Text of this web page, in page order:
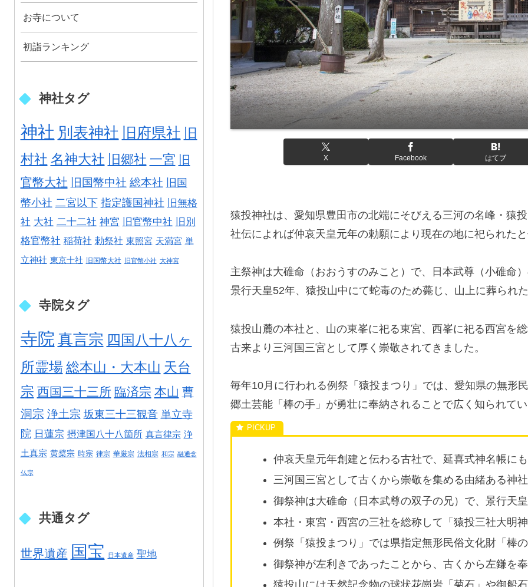
X Facebook はてブ
猿投神社は、愛知県豊田市の北端にそびえる三河の名峰・猿
社伝によれば仲哀天皇元年の勅願により現在の地に祀られた
主祭神は大碓命（おおうすのみこと）で、日本武尊（小碓命
景行天皇52年、猿投山中にて蛇毒のため薨じ、山上に葬られ
猿投山麓の本社と、山の東峯に祀る東宮、西峯に祀る西宮を
古来より三河国三宮として厚く崇敬されてきました。
毎年10月に行われる例祭「猿投まつり」では、愛知県の無形
郷土芸能「棒の手」が勇壮に奉納されることで広く知られて
仲哀天皇元年創建と伝わる古社で、延喜式神名帳に
三河国三宮として古くから崇敬を集める由緒ある神社
御祭神は大碓命（日本武尊の双子の兄）で、景行天
本社・東宮・西宮の三社を総称して「猿投三社大明
例祭「猿投まつり」では県指定無形民俗文化財「棒
御祭神が左利きであったことから、古くから左鎌を
お寺について
初詣ランキング
神社タグ
神社 別表神社 旧府県社 旧
村社 名神大社 旧郷社 一宮
旧
官幣大社
旧国幣中社 総本社
旧国
幣小社 二宮以下 指定護国神社 旧無格
社 大社 二十二社 神宮 旧官幣中社
旧別
格官幣社 稲荷社 勅祭社 東照宮 天満宮 単
立神社 東京十社 旧国幣大社 旧官幣小社 大神宮
寺院タグ
寺院 真言宗 四国八十八ヶ
所霊場 総本山・大本山 天台
宗 西国三十三所 臨済宗 本山 曹
洞宗 浄土宗 坂東三十三観音 単立寺
院 日蓮宗 摂津国八十八箇所 真言律宗 浄
土真宗 黄檗宗 時宗 律宗 華厳宗 法相宗 和宗 融通念
仏宗
共通タグ
世界遺産 国宝 日本遺産 聖地